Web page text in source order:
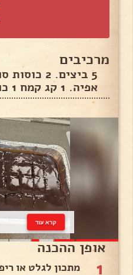
מרכיבים
אפיה. 1 קג קמח 1 כוס שמן קורט מלח
קרא עוד
אופן ההכנה
1